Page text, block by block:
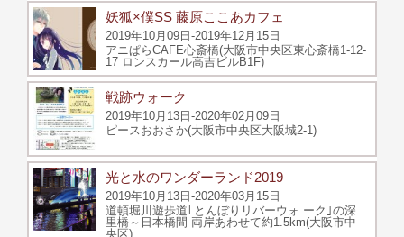
妖狐×僕SS 藤原ここあカフェ
2019年10月09日-2019年12月15日
アニぱらCAFE心斎橋(大阪市中央区東心斎橋1-12-
17 ロンスカール高吉ビルB1F)
戦跡ウォーク
2019年10月13日-2020年02月09日
ピースおおさか(大阪市中央区大阪城2-1)
光と水のワンダーランド2019
2019年10月13日-2020年03月15日
道頓堀川遊歩道｢とんぼりリバーウォ ーク｣の深
里橋～日本橋間 両岸あわせて約1.5km(大阪市中
央区)